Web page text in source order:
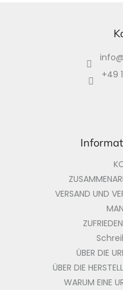
info@
+49
VERSAND UND
ÜBER DIE
ÜBER DIE
WARUM EINE